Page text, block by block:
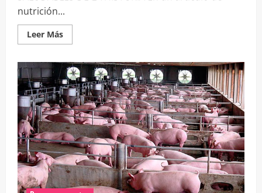
nutrición...
Leer MásLeer
más
CARNE
DE
CERDO
ENTRE
LOS
50
ALIMENTOS
MÁS
SALUDABLES
DE
LA
HISTORIA